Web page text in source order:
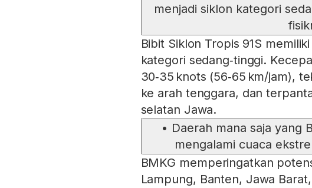
menjadi siklon kategori
Bibit Siklon Tropis 91S
kategori sedang‑tinggi.
30‑35 knots (56‑65 km/jam),
ke arah tenggara, dan
selatan Jawa.
• Daerah mana saja yang
mengalami cuaca
BMKG memperingatkan
Lampung, Banten, Jawa